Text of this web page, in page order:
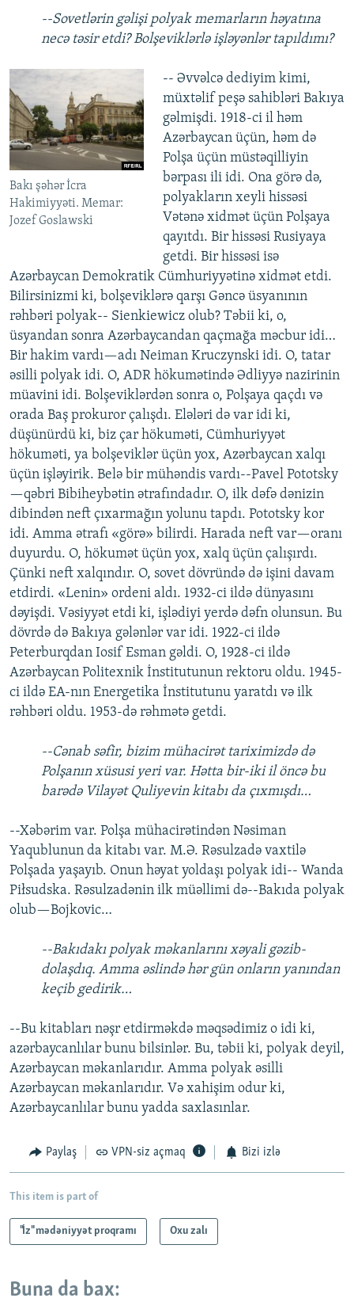
--Sovetlərin gəlişi polyak memarların həyatına
necə təsir etdi? Bolşeviklərlə işləyənlər tapıldımı?
--
Bakı şəhər İcra
Hakimiyyəti. Memar:
Jozef Goslawski
Əvvəlcə dediyim kimi,
müxtəlif peşə sahibləri Bakıya
gəlmişdi. 1918-ci il həm
Azərbaycan üçün, həm də
Polşa üçün müstəqilliyin
bərpası ili idi. Ona görə də,
polyakların xeyli hissəsi
Vətənə xidmət üçün Polşaya
qayıtdı. Bir hissəsi Rusiyaya
getdi. Bir hissəsi isə
Azərbaycan Demokratik Cümhuriyyətinə xidmət etdi.
Bilirsinizmi ki, bolşeviklərə qarşı Gəncə üsyanının
rəhbəri polyak-- Sienkiewicz olub? Təbii ki, o,
üsyandan sonra Azərbaycandan qaçmağa məcbur idi…
Bir hakim vardı—adı Neiman Kruczynski idi. O, tatar
əsilli polyak idi. O, ADR hökumətində Ədliyyə nazirinin
müavini idi. Bolşeviklərdən sonra o, Polşaya qaçdı və
orada Baş prokuror çalışdı. Elələri də var idi ki,
düşünürdü ki, biz çar hökuməti, Cümhuriyyət
hökuməti, ya bolşeviklər üçün yox, Azərbaycan xalqı
üçün işləyirik. Belə bir mühəndis vardı--Pavel Pototsky
—qəbri Bibiheybətin ətrafındadır. O, ilk dəfə dənizin
dibindən neft çıxarmağın yolunu tapdı. Pototsky kor
idi. Amma ətrafı «görə» bilirdi. Harada neft var—oranı
duyurdu. O, hökumət üçün yox, xalq üçün çalışırdı.
Çünki neft xalqındır. O, sovet dövründə də işini davam
etdirdi. «Lenin» ordeni aldı. 1932-ci ildə dünyasını
dəyişdi. Vəsiyyət etdi ki, işlədiyi yerdə dəfn olunsun. Bu
dövrdə də Bakıya gələnlər var idi. 1922-ci ildə
Peterburqdan Iosif Esman gəldi. O, 1928-ci ildə
Azərbaycan Politexnik İnstitutunun rektoru oldu. 1945-
ci ildə EA-nın Energetika İnstitutunu yaratdı və ilk
rəhbəri oldu. 1953-də rəhmətə getdi.
--Cənab səfir, bizim mühacirət tariximizdə də
Polşanın xüsusi yeri var. Hətta bir-iki il öncə bu
barədə Vilayət Quliyevin kitabı da çıxmışdı…
--Xəbərim var. Polşa mühacirətindən Nəsiman
Yaqublunun da kitabı var. M.Ə. Rəsulzadə vaxtilə
Polşada yaşayıb. Onun həyat yoldaşı polyak idi-- Wanda
Piłsudska. Rəsulzadənin ilk müəllimi də--Bakıda polyak
olub—Bojkovic…
--Bakıdakı polyak məkanlarını xəyali gəzib-
dolaşdıq. Amma əslində hər gün onların yanından
keçib gedirik…
--Bu kitabları nəşr etdirməkdə məqsədimiz o idi ki,
azərbaycanlılar bunu bilsinlər. Bu, təbii ki, polyak deyil,
Azərbaycan məkanlarıdır. Amma polyak əsilli
Azərbaycan məkanlarıdır. Və xahişim odur ki,
Azərbaycanlılar bunu yadda saxlasınlar.
Paylaş VPN-siz açmaq Bizi izlə
This item is part of
"İz" mədəniyyət proqramı Oxu zalı
Buna da bax: